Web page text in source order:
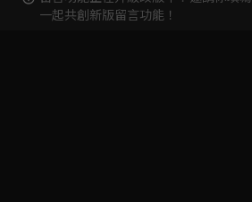
一起共創新版留言功能！